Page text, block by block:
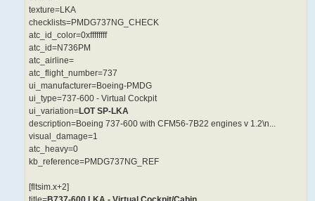
texture=LKA
checklists=PMDG737NG_CHECK
atc_id_color=0xffffffff
atc_id=N736PM
atc_airline=
atc_flight_number=737
ui_manufacturer=Boeing-PMDG
ui_type=737-600 - Virtual Cockpit
ui_variation=LOT SP-LKA
description=Boeing 737-600 with CFM56-7B22 engines v 1.2\n...
visual_damage=1
atc_heavy=0
kb_reference=PMDG737NG_REF
[fltsim.x+2]